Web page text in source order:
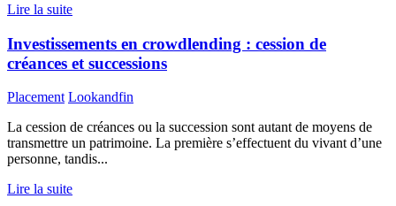
Lire la suite
Investissements en crowdlending : cession de
créances et successions
Placement Lookandfin
La cession de créances ou la succession sont autant de moyens de
transmettre un patrimoine. La première s’effectuent du vivant d’une
personne, tandis...
Lire la suite